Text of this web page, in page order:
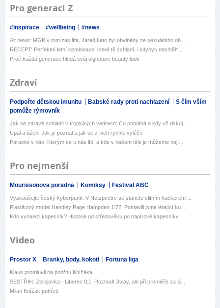
Pro generaci Z
#inspirace #wellbeing #news
Alt news: MGK v tom zas lítá, Jared Leto byl obviněný ze sexuálního ob...
RECEPT: Perfektní letní kombinace, které tě zchladí, i kdybys nechtěl*...
Proč každá generace hledá svůj signature beauty look
Zdraví
Podpořte dětskou imunitu Babské rady proti nachlazení
S čím vším
pomůže rýmovník
Jak se zdravě zchladit v tropických vedrech: Co pomáhá a kdy už riskuj...
Úpal a úžeh: Jak je poznat a jak se z nich rychle vyléčit
Parazité v nás: Kterým se u nás líbí a kde v našem těle je můžeme nají...
Pro nejmenší
Mourissonova poradna Komiksy Festival ABC
Vyzkoušejte český kyberpunk. V Netspectre se stanete elitním hackerem ...
Plastikový model Handley Page Hampden 1:72: Postavili jsme létající ku...
Kdo vynalezl kapesník? Historie od středověku po papírové kapesníky
Video
Prostor X Branky, body, kokoti Fortuna liga
Klaus promluvil na pohřbu Knížáka
SESTŘIH: Zbrojovka - Liberec 0:1. Rozhodl Dulay, ale při premiéře za S...
Milan Knížák pohřeb